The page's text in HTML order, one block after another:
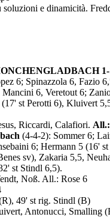
soluzioni e dinamicità.
1-
6; Spinazzola 6, Fazio
6, Veretout 6;
st Perotti 6), Kluivert
Riccardi, Calafiori. All.:
(4-4-2): Sommer 6;
6; Hermann 5 (16'
sv), Zakaria 5,5,
st Stindl 6,5).
Noß. All.: Rose 6
49' st rig. Stindl (B)
Antonucci, Smalling